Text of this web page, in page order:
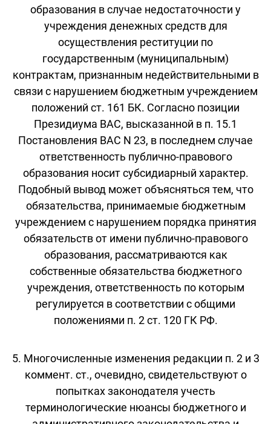
образования в случае недостаточности у
учреждения денежных средств для
осуществления реституции по
государственным (муниципальным)
контрактам, признанным недействительными в
связи с нарушением бюджетным учреждением
положений ст. 161 БК. Согласно позиции
Президиума ВАС, высказанной в п. 15.1
Постановления ВАС N 23, в последнем случае
ответственность публично-правового
образования носит субсидиарный характер.
Подобный вывод может объясняться тем, что
обязательства, принимаемые бюджетным
учреждением с нарушением порядка принятия
обязательств от имени публично-правового
образования, рассматриваются как
собственные обязательства бюджетного
учреждения, ответственность по которым
регулируется в соответствии с общими
положениями п. 2 ст. 120 ГК РФ.
5. Многочисленные изменения редакции п. 2 и 3
коммент. ст., очевидно, свидетельствуют о
попытках законодателя учесть
терминологические нюансы бюджетного и